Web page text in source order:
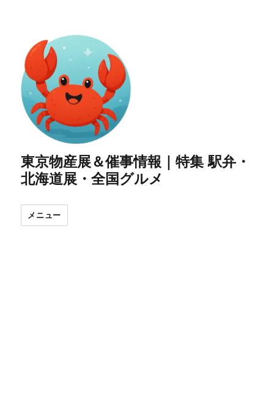
東京物産展＆催事情報｜特集 駅弁・
北海道展・全国グルメ
メニュー